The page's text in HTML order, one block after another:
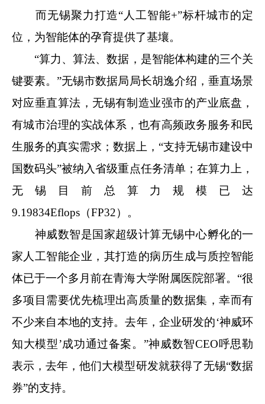
而无锡聚力打造“人工智能+”标杆城市的定
位，为智能体的孕育提供了基壤。
“算力、算法、数据，是智能体构建的三个关
键要素。”无锡市数据局局长胡逸介绍，垂直场景
对应垂直算法，无锡有制造业强市的产业底盘，
有城市治理的实战体系，也有高频政务服务和民
生服务的真实需求；数据上，“支持无锡市建设中
国数码头”被纳入省级重点任务清单；在算力上，
无锡目前总算力规模已达
9.19834Eflops（FP32）。
神威数智是国家超级计算无锡中心孵化的一
家人工智能企业，其打造的病历生成与质控智能
体已于一个多月前在青海大学附属医院部署。“很
多项目需要优先梳理出高质量的数据集，幸而有
不少来自本地的支持。去年，企业研发的‘神威环
知大模型’成功通过备案。”神威数智CEO呼思勒
表示，去年，他们大模型研发就获得了无锡“数据
券”的支持。